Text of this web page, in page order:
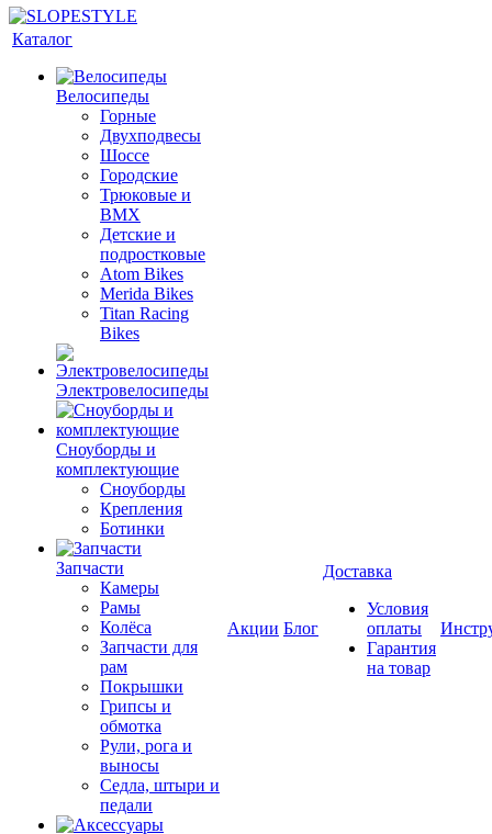
Каталог
Велосипеды
Горные
Двухподвесы
Шоссе
Городские
Трюковые и
BMX
Детские и
подростковые
Atom Bikes
Merida Bikes
Titan Racing
Bikes
Электровелосипеды
Cноуборды и
комплектующие
Сноуборды
Крепления
Ботинки
Запчасти
Камеры
Рамы
Колёса
Запчасти для
рам
Покрышки
Грипсы и
обмотка
Рули, рога и
выносы
Седла, штыри и
педали
Акции Блог
Доставка
Условия
оплаты
Гарантия
на товар